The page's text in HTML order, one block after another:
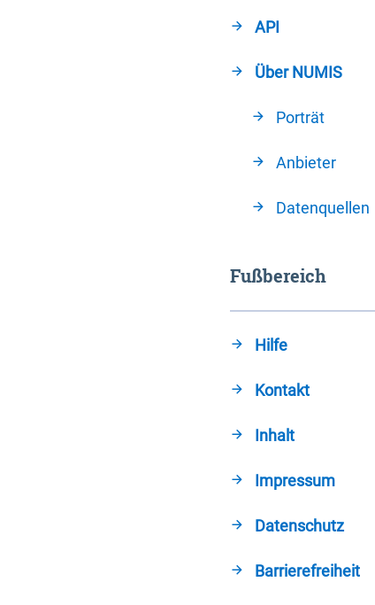
API
Über NUMIS
Porträt
Anbieter
Datenquellen
Fußbereich
Hilfe
Kontakt
Inhalt
Impressum
Datenschutz
Barrierefreiheit